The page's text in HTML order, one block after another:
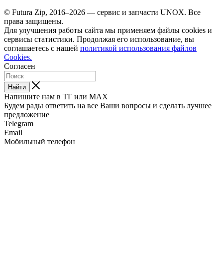
© Futura Zip, 2016–2026 — сервис и запчасти UNOX. Все
права защищены.
Для улучшения работы сайта мы применяем файлы cookies и
сервисы статистики. Продолжая его использование, вы
соглашаетесь с нашей политикой использования файлов
Cookies.
Согласен
Найти
Напишите нам в ТГ или MAX
Будем рады ответить на все Ваши вопросы и сделать лучшее
предложение
Telegram
Email
Мобильный телефон